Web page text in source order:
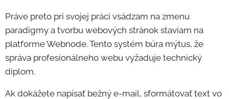
Práve preto pri svojej práci vsádzam na zmenu
paradigmy a tvorbu webových stránok staviam na
platforme Webnode. Tento systém búra mýtus, že
správa profesionálneho webu vyžaduje technický
diplom.
Ak dokážete napísať bežný e-mail, sformátovať text vo